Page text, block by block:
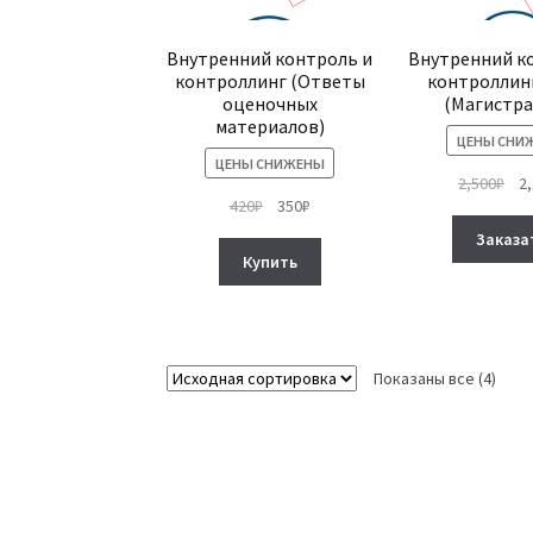
Внутренний контроль и
контроллинг (Ответы
оценочных
материалов)
ЦЕНЫ СНИЖЕНЫ
420₽
Первоначальная
составляла
420₽.
350₽Текущая
Купить
Внутренний
ЦЕНЫ
2,500₽
Показаны все (4)